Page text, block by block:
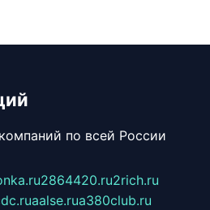
по всей России
2864420.ru2rich.ru
aalse.rua380club.ru